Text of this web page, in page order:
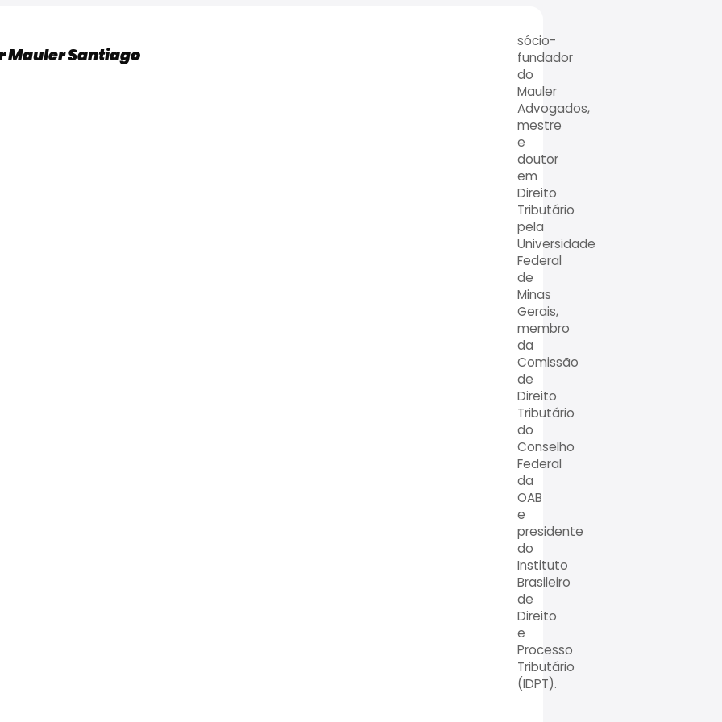
Mauler Santiago
sócio-
fundador
do
Mauler
Advogados,
mestre
e
doutor
em
Direito
Tributário
pela
Universidade
Federal
de
Minas
Gerais,
membro
da
Comissão
de
Direito
Tributário
do
Conselho
Federal
da
OAB
e
presidente
do
Instituto
Brasileiro
de
Direito
e
Processo
Tributário
(IDPT).